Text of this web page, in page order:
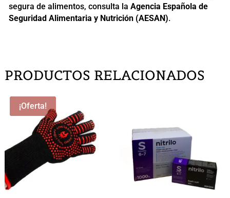
segura de alimentos, consulta la Agencia Española de
Seguridad Alimentaria y Nutrición (AESAN).
PRODUCTOS RELACIONADOS
¡Oferta!